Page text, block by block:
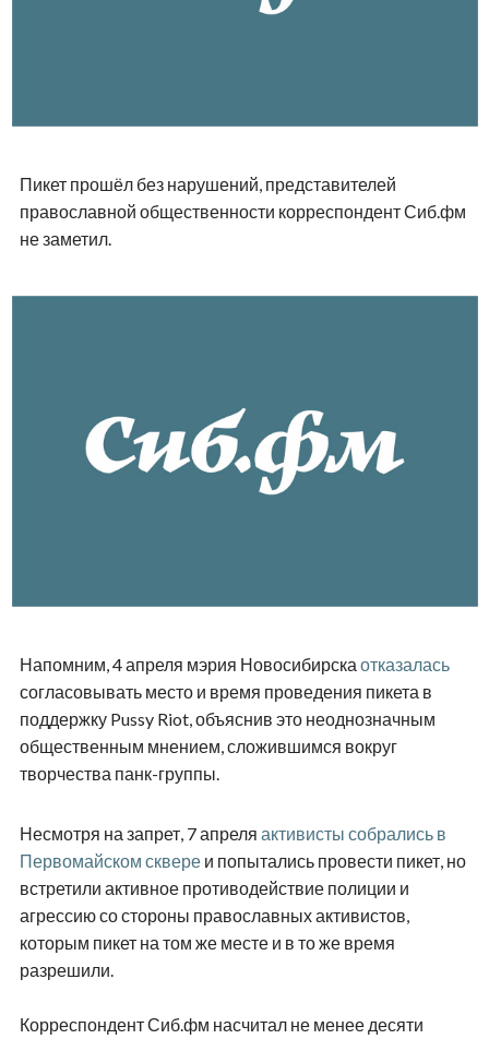
Пикет прошёл без нарушений, представителей
православной общественности корреспондент Сиб.фм
не заметил.
Напомним, 4 апреля мэрия Новосибирска отказалась
согласовывать место и время проведения пикета в
поддержку Pussy Riot, объяснив это неоднозначным
общественным мнением, сложившимся вокруг
творчества панк-группы.
Несмотря на запрет, 7 апреля активисты собрались в
Первомайском сквереи попытались провести пикет, но
встретили активное противодействие полиции и
агрессию со стороны православных активистов,
которым пикет на том же месте и в то же время
разрешили.
Корреспондент Сиб.фм насчитал не менее десяти